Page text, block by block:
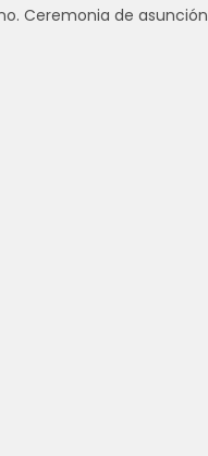
Ceremonia de asunción